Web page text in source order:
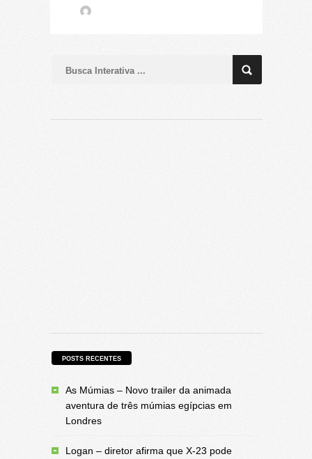
POSTS RECENTES
As Múmias – Novo trailer da animada
aventura de três múmias egípcias em
Londres
Logan – diretor afirma que X-23 pode